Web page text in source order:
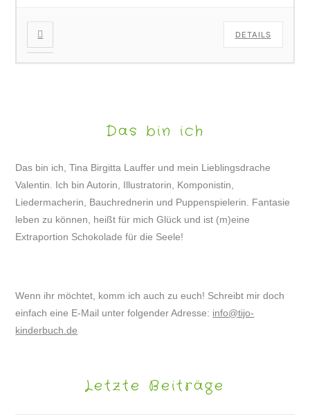
DETAILS
Das bin ich
Das bin ich, Tina Birgitta Lauffer und mein Lieblingsdrache
Valentin. Ich bin Autorin, Illustratorin, Komponistin,
Liedermacherin, Bauchrednerin und Puppenspielerin. Fantasie
leben zu können, heißt für mich Glück und ist (m)eine
Extraportion Schokolade für die Seele!
Wenn ihr möchtet, komm ich auch zu euch! Schreibt mir doch
einfach eine E-Mail unter folgender Adresse: info@tijo-
kinderbuch.de
Letzte Beiträge